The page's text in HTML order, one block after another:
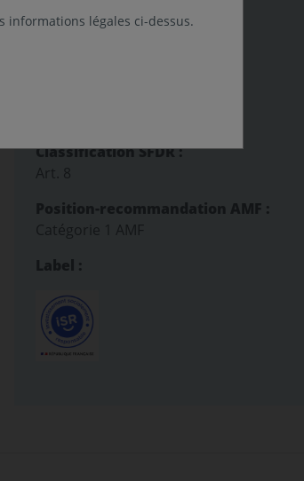
Classification SFDR :
Art. 8
Position-recommandation AMF :
Catégorie 1 AMF
Label :
informations légales ci-dessus.